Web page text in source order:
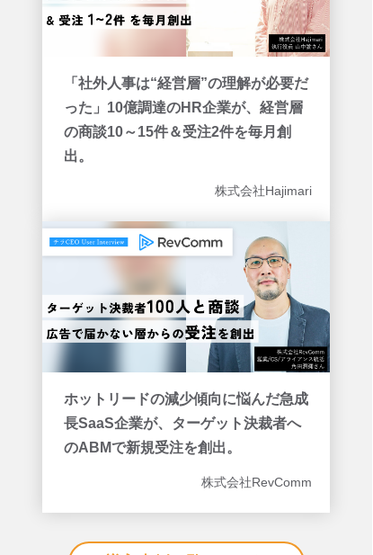
「社外人事は“経営層”の理解が必要だ
った」10億調達のHR企業が、経営層
の商談10～15件＆受注2件を毎月創
出。
株式会社Hajimari
ホットリードの減少傾向に悩んだ急成
長SaaS企業が、ターゲット決裁者へ
のABMで新規受注を創出。
株式会社RevComm